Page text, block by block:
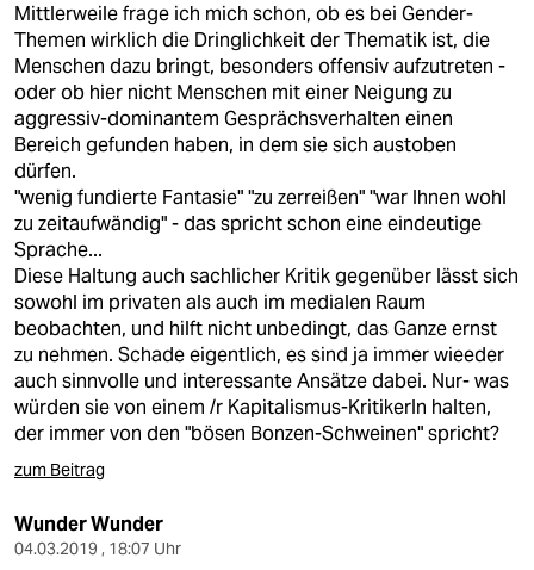
Mittlerweile frage ich mich schon, ob es bei Gender-
Themen wirklich die Dringlichkeit der Thematik ist, die
Menschen dazu bringt, besonders offensiv aufzutreten -
oder ob hier nicht Menschen mit einer Neigung zu
aggressiv-dominantem Gesprächsverhalten einen
Bereich gefunden haben, in dem sie sich austoben
dürfen.
"wenig fundierte Fantasie" "zu zerreißen" "war Ihnen wohl
zu zeitaufwändig" - das spricht schon eine eindeutige
Sprache...
Diese Haltung auch sachlicher Kritik gegenüber lässt sich
sowohl im privaten als auch im medialen Raum
beobachten, und hilft nicht unbedingt, das Ganze ernst
zu nehmen. Schade eigentlich, es sind ja immer wieeder
auch sinnvolle und interessante Ansätze dabei. Nur- was
würden sie von einem /r Kapitalismus-KritikerIn halten,
der immer von den "bösen Bonzen-Schweinen" spricht?
zum Beitrag
Wunder Wunder
04.03.2019 , 18:07 Uhr